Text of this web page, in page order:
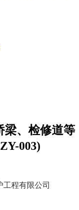
梁、检修道等
003)